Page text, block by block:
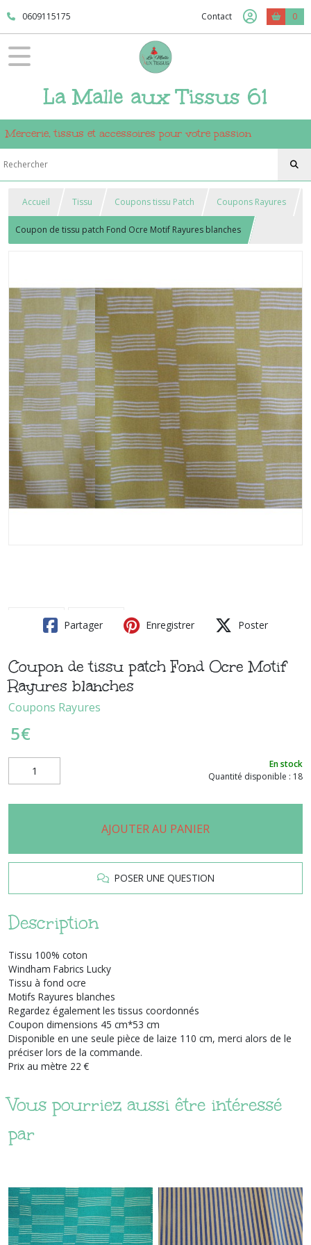
0609115175 Contact 0
La Malle aux Tissus 61
Mercerie, tissus et accessoires pour votre passion
Accueil Tissu Coupons tissu Patch Coupons Rayures
Coupon de tissu patch Fond Ocre Motif Rayures blanches
Partager Enregistrer Poster
Coupon de tissu patch Fond Ocre Motif
Rayures blanches
Coupons Rayures
5€
En stock
Quantité disponible : 18
AJOUTER AU PANIER
POSER UNE QUESTION
Description
Tissu 100% coton
Windham Fabrics Lucky
Tissu à fond ocre
Motifs Rayures blanches
Regardez également les tissus coordonnés
Coupon dimensions 45 cm*53 cm
Disponible en une seule pièce de laize 110 cm, merci alors de le
préciser lors de la commande.
Prix au mètre 22 €
Vous pourriez aussi être intéressé
par